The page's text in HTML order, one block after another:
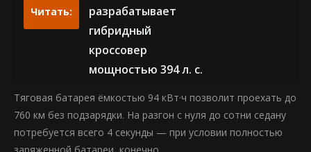
Читать:
разрабатывает
гибридный
кроссовер
мощностью 394 л. с.
Тяговая батарея ёмкостью 94 кВт·ч позволит проехать до
760 км без подзарядки. На разгон с нуля до сотни седану
потребуется всего 4 секунды — при условии полностью